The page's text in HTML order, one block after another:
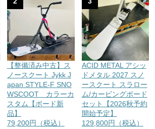
【整備済み中古】ス
ノースクート Jykk J
apan STYLE-F SNO
WSCOOT カラーカ
スタム【ボード新
品】
79,200円（税込）
ACID METAL アシッ
ドメタル 2027 スノ
ースクート スラロー
ム/カービングボード
セット【2026秋予約
開始予定】
129,800円（税込）